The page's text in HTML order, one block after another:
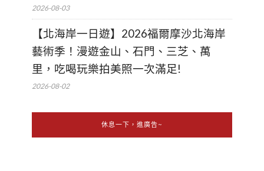
2026-08-03
【北海岸一日遊】2026福爾摩沙北海岸
藝術季！漫遊金山、石門、三芝、萬
里，吃喝玩樂拍美照一次滿足!
2026-08-02
休息一下，進廣告~